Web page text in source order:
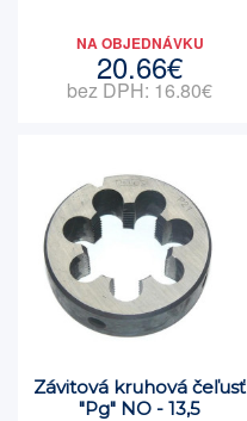
NA OBJEDNÁVKU
20.66€
bez DPH: 16.80€
Závitová kruhová čeľusť
"Pg" NO - 13,5